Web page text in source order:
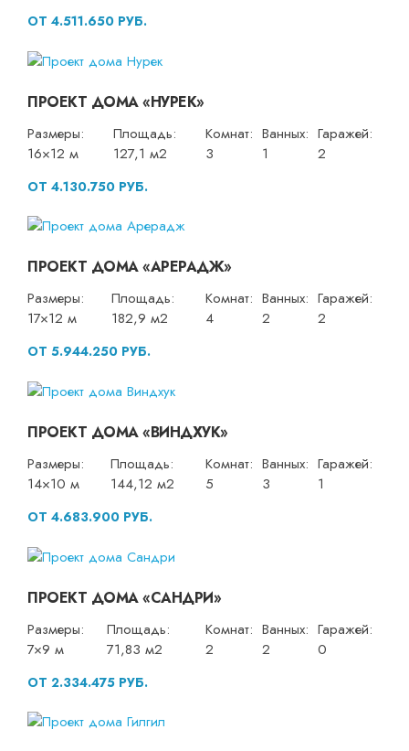
ОТ 4.511.650 РУБ.
ПРОЕКТ ДОМА «НУРЕК»
Размеры:
16×12 м
Площадь:
127,1 м2
Комнат:
3
Ванных:
1
Гаражей:
2
ОТ 4.130.750 РУБ.
ПРОЕКТ ДОМА «АРЕРАДЖ»
Размеры:
17×12 м
Площадь:
182,9 м2
Комнат:
4
Ванных:
2
Гаражей:
2
ОТ 5.944.250 РУБ.
ПРОЕКТ ДОМА «ВИНДХУК»
Размеры:
14×10 м
Площадь:
144,12 м2
Комнат:
5
Ванных:
3
Гаражей:
1
ОТ 4.683.900 РУБ.
ПРОЕКТ ДОМА «САНДРИ»
Размеры:
7×9 м
Площадь:
71,83 м2
Комнат:
2
Ванных:
2
Гаражей:
0
ОТ 2.334.475 РУБ.